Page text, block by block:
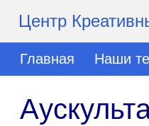
Центр
Главная Наши